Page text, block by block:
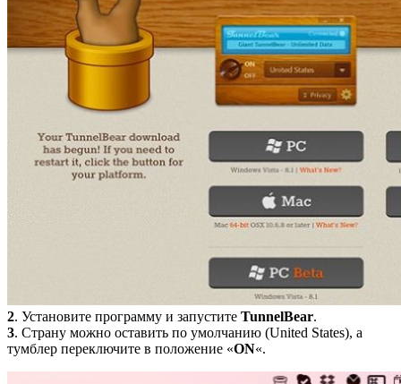
2. Установите программу и запустите TunnelBear.
3. Страну можно оставить по умолчанию (United States), а
тумблер переключите в положение «ON«.